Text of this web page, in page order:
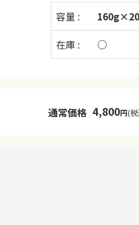
容量 :
在庫 :
○
通常価格 4,800円(